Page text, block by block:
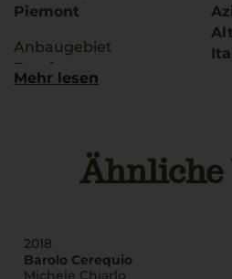
Piemont
Anbaugebiet
Barolo
Rebsorten
100% Nebbiolo
18 °C
Mehr lesen
Ähnliche
2018
Barolo Cerequio
Michele Chiarlo